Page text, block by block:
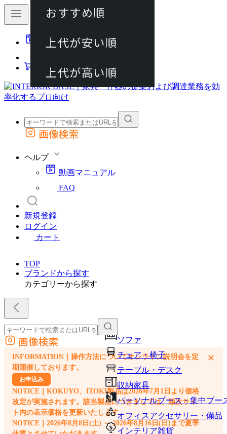
動画マニュアル
カート
外部サイトの商品をカートに追加
画像検索
ヘルプ
動画マニュアル
FAQ
新規登録
ログイン
カート
TOP
ブランドから探す
カテゴリーから探す
ソファ
チェア・椅子
テーブル・デスク
収納家具
パーソナルブース・集中ブー
オフィスアクセサリー・備品
インテリア雑貨
外部サイトの商品をカートに追加
他のサイトで見つけた商品ページのURLを貼り付けて、カートに追加できます
画像検索
INFORMATION｜操作方法についてオンライン説明会を定
期開催しております。
お申込み
NOTICE｜KOKUYO、ITOKI製品は2026年7月1日より価格
改定が実施されます。該当製品につきましては、順次サイ
ト内の表示価格を更新いたします。
NOTICE｜2026年8月8日(土) ～ 2026年8月16日(日)まで夏季
×
おすすめ順
上代が安い順
上代が高い順